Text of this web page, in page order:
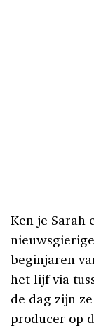
Ken je Sarah
beginjaren
het lijf via
de dag zijn ze
producer op